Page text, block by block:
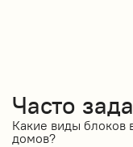
Часто
Какие виды блоков
домов?